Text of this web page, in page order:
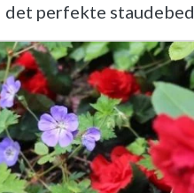
det perfekte staudebed